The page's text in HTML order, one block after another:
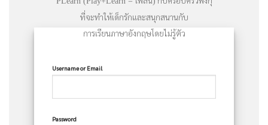
Username or Email
Password
ที่จะทำให้เด็กรักและสนุกสนานกับ
การเรียนภาษาอังกฤษโดยไม่รู้ตัว